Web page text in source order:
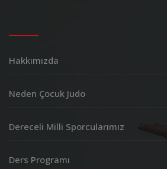
Hakkımızda
Neden Çocuk Judo
Dereceli Milli Sporcularımız
Ders Programı